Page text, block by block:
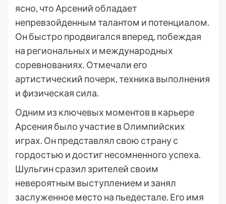
ясно, что Арсений обладает
непревзойденным талантом и потенциалом.
Он быстро продвигался вперед, побеждая
на региональных и международных
соревнованиях. Отмечали его
артистический почерк, техника выполнения
и физическая сила.
Одним из ключевых моментов в карьере
Арсения было участие в Олимпийских
играх. Он представлял свою страну с
гордостью и достиг несомненного успеха.
Шульгин сразил зрителей своим
невероятным выступлением и занял
заслуженное место на пьедестале. Его имя